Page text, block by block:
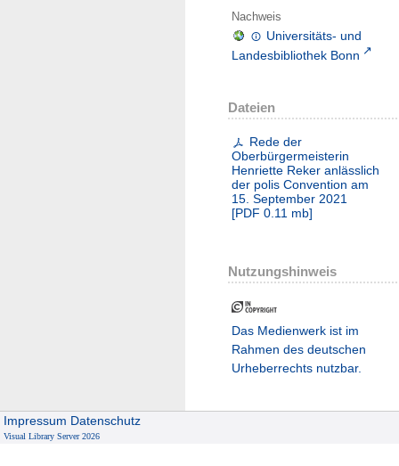
Nachweis
Universitäts- und
Landesbibliothek Bonn
Dateien
Rede der
Oberbürgermeisterin
Henriette Reker anlässlich
der polis Convention am
15. September 2021
[PDF 0.11 mb]
Nutzungshinweis
Das Medienwerk ist im
Rahmen des deutschen
Urheberrechts nutzbar.
Impressum Datenschutz
Visual Library Server 2026